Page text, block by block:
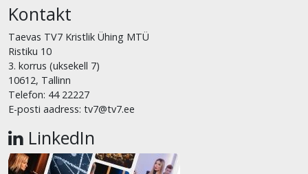
Kontakt
Taevas TV7 Kristlik Ühing MTÜ
Ristiku 10
3. korrus (uksekell 7)
10612, Tallinn
Telefon: 44 22227
E-posti aadress: tv7@tv7.ee
LinkedIn